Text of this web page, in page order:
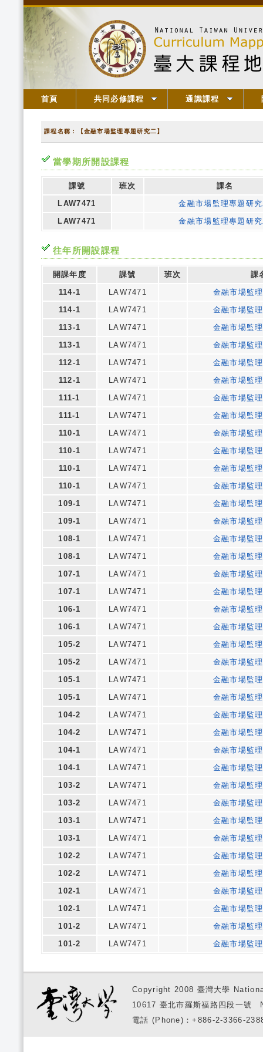
首頁 共同必修課程 通識課程
課程名稱：【金融市場監理專題研究二】
當學期所開設課程
課號 班次
課名
LAW7471
金融市場監理專題研
LAW7471
金融市場監理專題研
往年所開設課程
開課年度 課號 班次
課
114-1
LAW7471
金融市場監
114-1
LAW7471
金融市場監
113-1
LAW7471
金融市場監
113-1
LAW7471
金融市場監
112-1
LAW7471
金融市場監
112-1
LAW7471
金融市場監
111-1
LAW7471
金融市場監
111-1
LAW7471
金融市場監
110-1
LAW7471
金融市場監
110-1
LAW7471
金融市場監
110-1
LAW7471
金融市場監
110-1
LAW7471
金融市場監
109-1
LAW7471
金融市場監
109-1
LAW7471
金融市場監
108-1
LAW7471
金融市場監
108-1
LAW7471
金融市場監
107-1
LAW7471
金融市場監
107-1
LAW7471
金融市場監
106-1
LAW7471
金融市場監
106-1
LAW7471
金融市場監
105-2
LAW7471
金融市場監
105-2
LAW7471
金融市場監
105-1
LAW7471
金融市場監
105-1
LAW7471
金融市場監
104-2
LAW7471
金融市場監
104-2
LAW7471
金融市場監
104-1
LAW7471
金融市場監
104-1
LAW7471
金融市場監
103-2
LAW7471
金融市場監
103-2
LAW7471
金融市場監
103-1
LAW7471
金融市場監
103-1
LAW7471
金融市場監
102-2
LAW7471
金融市場監
102-2
LAW7471
金融市場監
102-1
LAW7471
金融市場監
102-1
LAW7471
金融市場監
101-2
LAW7471
金融市場監
101-2
LAW7471 金融市場監
Copyright 2008 臺灣大學
10617 臺北市羅斯福路四段一
電話 (Phone)：+886-2-3366-